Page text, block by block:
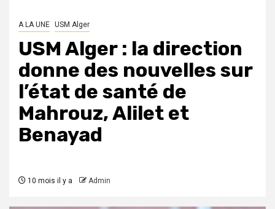
A LA UNE USM Alger
USM Alger : la direction
donne des nouvelles sur
l’état de santé de
Mahrouz, Alilet et
Benayad
10 mois il y a Admin